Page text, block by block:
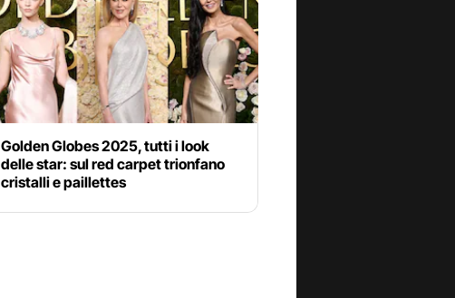
Golden Globes 2025, tutti i look
delle star: sul red carpet trionfano
cristalli e paillettes